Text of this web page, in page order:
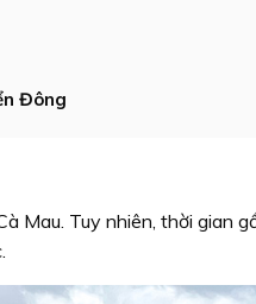
Đông
Mau. Tuy nhiên, thời gian